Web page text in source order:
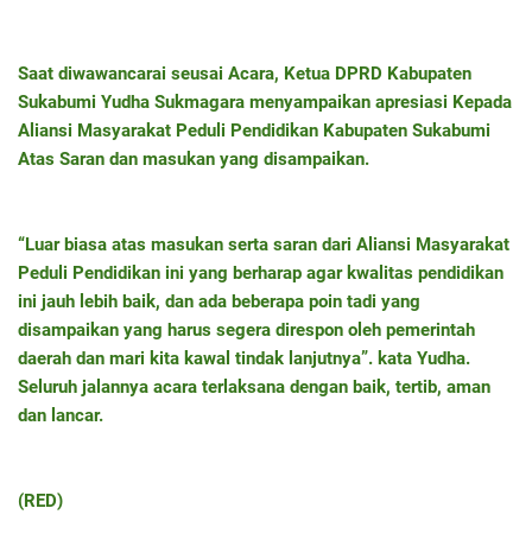
Saat diwawancarai seusai Acara, Ketua DPRD Kabupaten
Sukabumi Yudha Sukmagara menyampaikan apresiasi Kepada
Aliansi Masyarakat Peduli Pendidikan Kabupaten Sukabumi
Atas Saran dan masukan yang disampaikan.
“Luar biasa atas masukan serta saran dari Aliansi Masyarakat
Peduli Pendidikan ini yang berharap agar kwalitas pendidikan
ini jauh lebih baik, dan ada beberapa poin tadi yang
disampaikan yang harus segera direspon oleh pemerintah
daerah dan mari kita kawal tindak lanjutnya”. kata Yudha.
Seluruh jalannya acara terlaksana dengan baik, tertib, aman
dan lancar.
(RED)